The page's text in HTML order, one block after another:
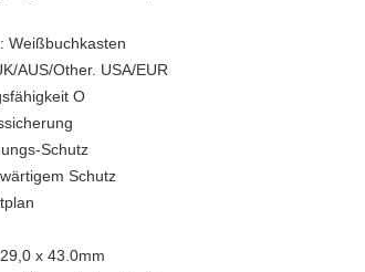
Weißbuchkasten
AUS/Other. USA/EUR
O
Schutz
Schutz
x 43.0mm